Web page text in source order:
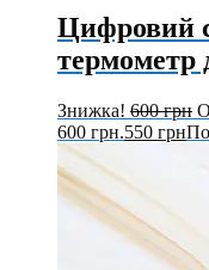
Цифровий
термометр
Знижка! 600грн
600 грн.550 грн